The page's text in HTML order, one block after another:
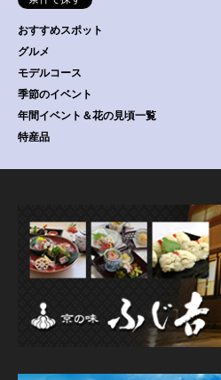
おすすめスポット
グルメ
モデルコース
季節のイベント
年間イベント＆花の見頃一覧
特産品